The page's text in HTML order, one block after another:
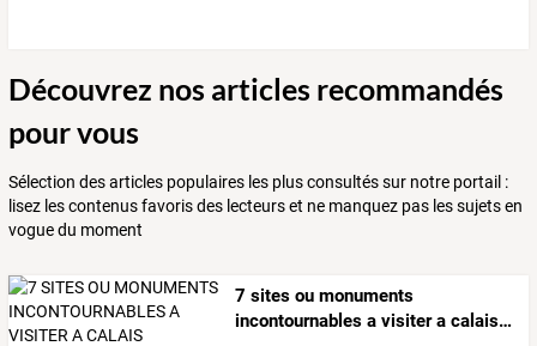
Découvrez nos articles recommandés
pour vous
Sélection des articles populaires les plus consultés sur notre portail :
lisez les contenus favoris des lecteurs et ne manquez pas les sujets en
vogue du moment
7 sites ou monuments
incontournables a visitera calais…